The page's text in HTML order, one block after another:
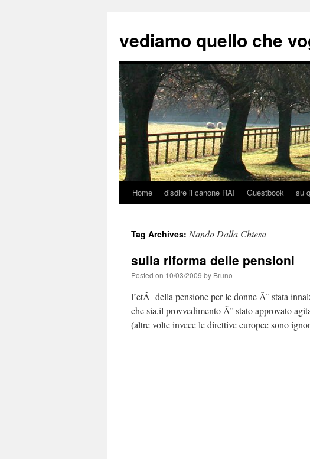
vediamo quello che
Skip
content
Home disdire il canone RAI Guestbook su
Tag Archives: Nando Dalla Chiesa
sulla riforma delle pensioni
Posted on 10/03/2009 by Bruno
l’etÃ della pensione per le donne Ã¨ stata
che sia,il provvedimento Ã¨ stato approvato
(altre volte invece le direttive europee sono